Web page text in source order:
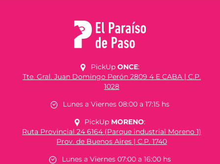
PickUp ONCE:
Tte. Gral. Juan Domingo Perón 2809 4 E CABA | C.P.
1028
Lunes a Viernes 08:00 a 17:15 hs
PickUp MORENO:
Ruta Provincial 24 6164 (Parque industrial Moreno 1)
Prov. de Buenos Aires | C.P. 1740
Lunes a Viernes 07:00 a 16:00 hs